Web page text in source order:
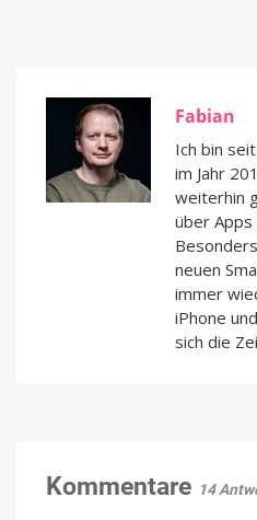
Fabian
Ich bin
im Jahr
weiterhin
über Apps
neuen
immer
iPhone
sich die
Kommentare 14